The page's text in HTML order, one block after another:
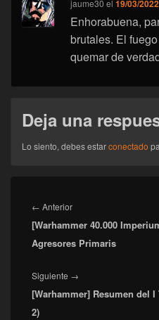
jaume30 el19/03/
Enhorabuena,
brutales. El
quemar de
Deja una
Lo siento, debes estarconectado
de
entradas
← AnteriorEntrada
anterior:
[Warhammer 40.000
Agresores Primaris
Siguiente →
siguiente:
[Warhammer] Resumen del
2)